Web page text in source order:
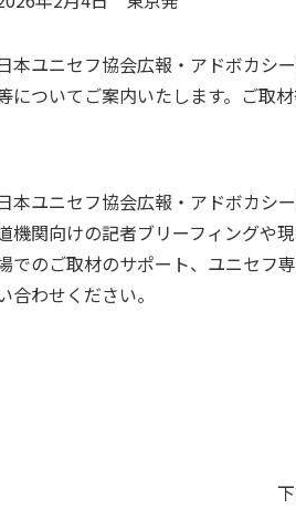
本ユニセフ協会広報・アドボカシ
についてご案内いたします。ご取
本ユニセフ協会広報・アドボカシ
機関向けの記者ブリーフィングや
でのご取材のサポート、ユニセフ
合わせください。